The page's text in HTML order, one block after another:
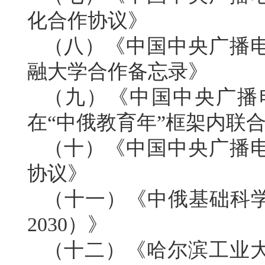
化合作协议》
（八）《中国中央广
融大学合作备忘录》
（九）《中国中央广
在“中俄教育年”框架内联
（十）《中国中央广
协议》
（十一）《中俄基础科
2030）》
（十二）《哈尔滨工